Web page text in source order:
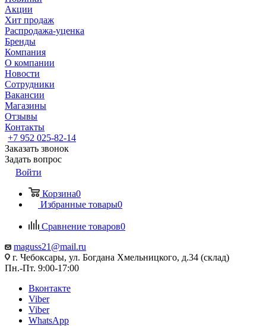
Акции
Хит продаж
Распродажа-уценка
Бренды
Компания
О компании
Новости
Сотрудники
Вакансии
Магазины
Отзывы
Контакты
+7 952 025-82-14
Заказать звонок
Задать вопрос
Войти
Корзина0
Избранные товары0
Сравнение товаров0
maguss21@mail.ru
г. Чебоксары, ул. Богдана Хмельницкого, д.34 (склад)
Пн.-Пт. 9:00-17:00
Вконтакте
Viber
Viber
WhatsApp